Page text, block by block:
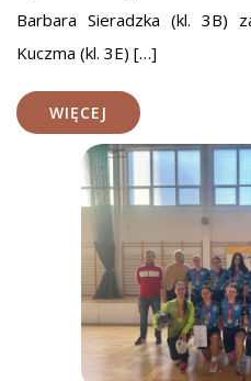
Barbara Sieradzka (kl. 3B)
Kuczma (kl. 3E) […]
WIĘCEJ